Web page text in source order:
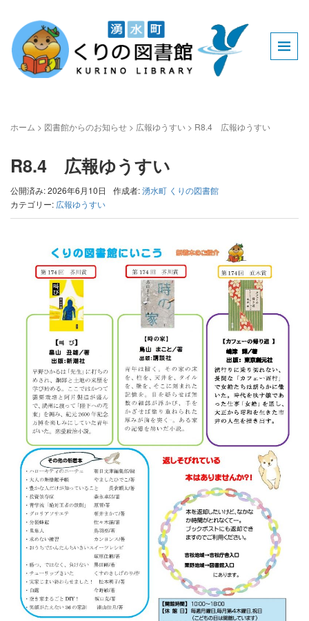
ホーム > 図書館からのお知らせ > 広報ゆうすい > R8.4 広報ゆうすい
R8.4 広報ゆうすい
公開済み: 2026年6月10日 作成者:湧水町 くりの図書館
カテゴリー: 広報ゆうすい